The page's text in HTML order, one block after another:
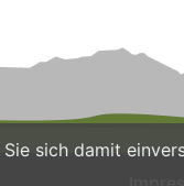
sich damit